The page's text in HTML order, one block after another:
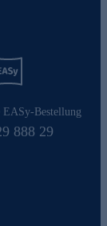
EASy-Bestellung
888 29